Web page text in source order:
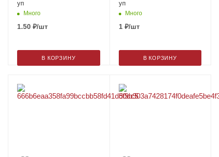
уп
Много
1.50 ₽/шт
В КОРЗИНУ
уп
Много
1₽/шт
В КОРЗИНУ